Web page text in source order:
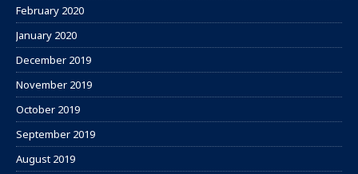
February 2020
January 2020
December 2019
November 2019
October 2019
September 2019
August 2019